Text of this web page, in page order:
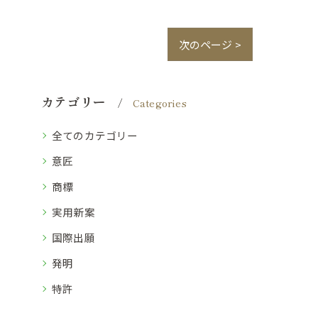
次のページ >
カテゴリー Categories
全てのカテゴリー
意匠
商標
実用新案
国際出願
発明
特許